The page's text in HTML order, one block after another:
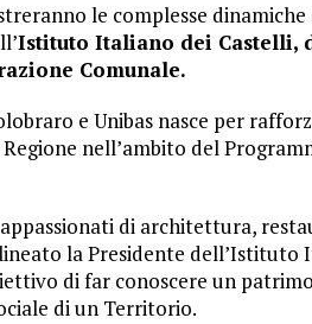
le complesse
Istituto Italiano dei Castelli,
Comunale.
e Unibas nasce per
nell’ambito del
di architettura,
la Presidente dell’Istituto
di far conoscere un
di un Territorio.